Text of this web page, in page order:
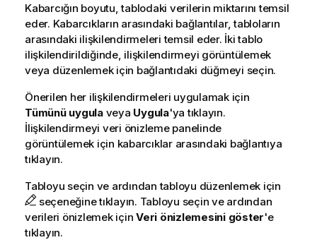
Kabarcığın boyutu, tablodaki verilerin miktarını temsil
eder. Kabarcıkların arasındaki bağlantılar, tabloların
arasındaki ilişkilendirmeleri temsil eder. İki tablo
ilişkilendirildiğinde, ilişkilendirmeyi görüntülemek
veya düzenlemek için bağlantıdaki düğmeyi seçin.
Önerilen her ilişkilendirmeleri uygulamak için
Tümünü uygulaveya Uygula'ya tıklayın.
İlişkilendirmeyi veri önizleme panelinde
görüntülemek için kabarcıklar arasındaki bağlantıya
tıklayın.
Tabloyu seçin ve ardından tabloyu düzenlemek için
seçeneğine tıklayın. Tabloyu seçin ve ardından
verileri önizlemek için Veri önizlemesini göster'e
tıklayın.